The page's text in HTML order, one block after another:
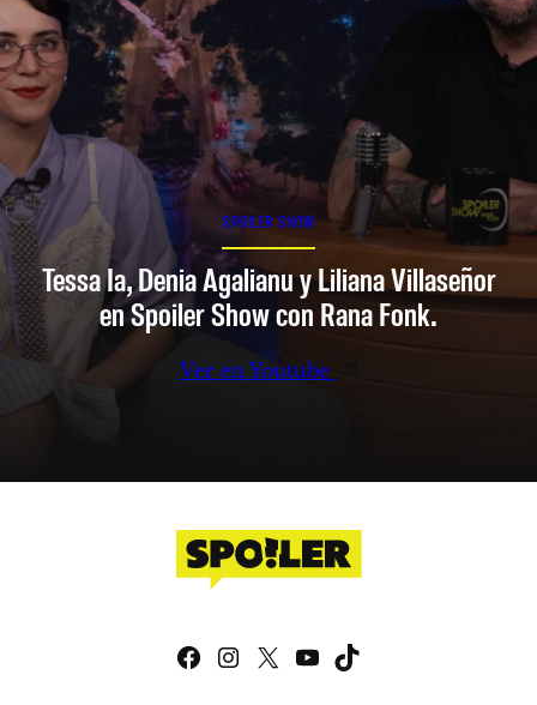
SPOILER SHOW
Tessa Ia, Denia Agalianu y Liliana Villaseñor
en Spoiler Show con Rana Fonk.
Ver en Youtube
Facebook
Instagram
X YouTube